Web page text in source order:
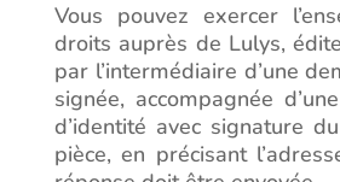
Vous pouvez exercer
droits auprès de Lulys,
par l’intermédiaire d’une
signée, accompagnée
d’identité avec signature
pièce, en précisant